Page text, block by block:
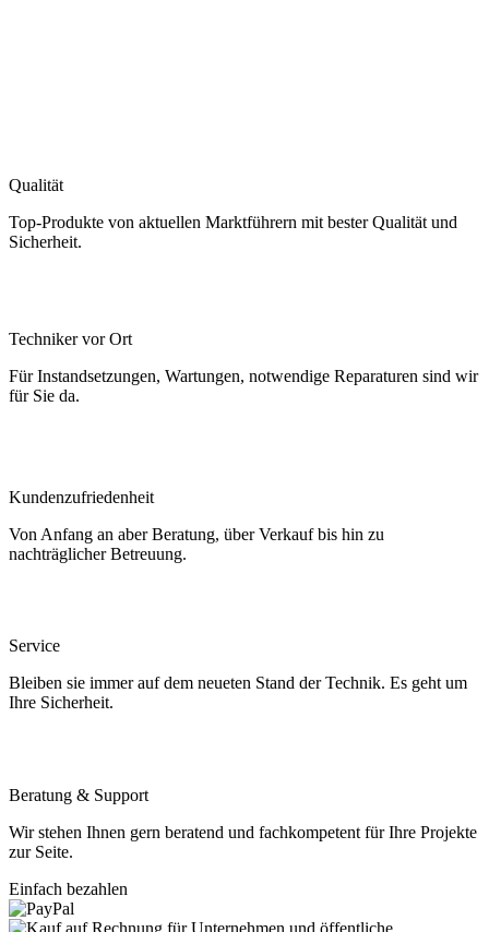
Qualität
Top-Produkte von aktuellen Marktführern mit bester Qualität und
Sicherheit.
Techniker vor Ort
Für Instandsetzungen, Wartungen, notwendige Reparaturen sind wir
für Sie da.
Kundenzufriedenheit
Von Anfang an aber Beratung, über Verkauf bis hin zu
nachträglicher Betreuung.
Service
Bleiben sie immer auf dem neueten Stand der Technik. Es geht um
Ihre Sicherheit.
Beratung & Support
Wir stehen Ihnen gern beratend und fachkompetent für Ihre Projekte
zur Seite.
Einfach bezahlen